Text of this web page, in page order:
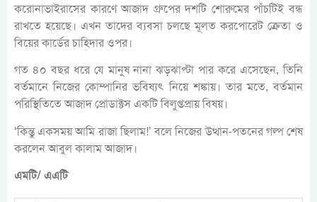
করোনাভাইরাসের কারণে আজাদ গ্রুপের দশটি শোরুমের পাঁচটিই বন্ধ
রাখতে হয়েছে। এখন তাদের ব্যবসা চলছে মূলত করপোরেট ক্রেতা ও
বিয়ের কার্ডের চাহিদার ওপর।
গত ৪০ বছর ধরে যে মানুষ নানা ঝড়ঝাপ্টা পার করে এসেছেন, তিনি
বর্তমানে নিজের কোম্পানির ভবিষ্যৎ নিয়ে শঙ্কায়। তার মতে, বর্তমান
পরিস্থিতিতে আজাদ প্রোডাক্টস একটি বিলুপ্তপ্রায় বিষয়।
‘কিন্তু একসময় আমি রাজা ছিলাম!’ বলে নিজের উত্থান-পতনের গল্প শেষ
করলেন আবুল কালাম আজাদ।
এমটি/ এএটি